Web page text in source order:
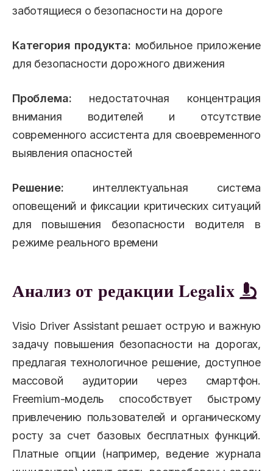
заботящиеся о безопасности на дороге
Категория продукта: мобильное приложение
для безопасности дорожного движения
Проблема: недостаточная концентрация
внимания водителей и отсутствие
современного ассистента для своевременного
выявления опасностей
Решение: интеллектуальная система
оповещений и фиксации критических ситуаций
для повышения безопасности водителя в
режиме реального времени
Анализ от редакции Legalix
Visio Driver Assistant решает острую и важную
задачу повышения безопасности на дорогах,
предлагая технологичное решение, доступное
массовой аудитории через смартфон.
Freemium-модель способствует быстрому
привлечению пользователей и органическому
росту за счет базовых бесплатных функций.
Платные опции (например, ведение журнала